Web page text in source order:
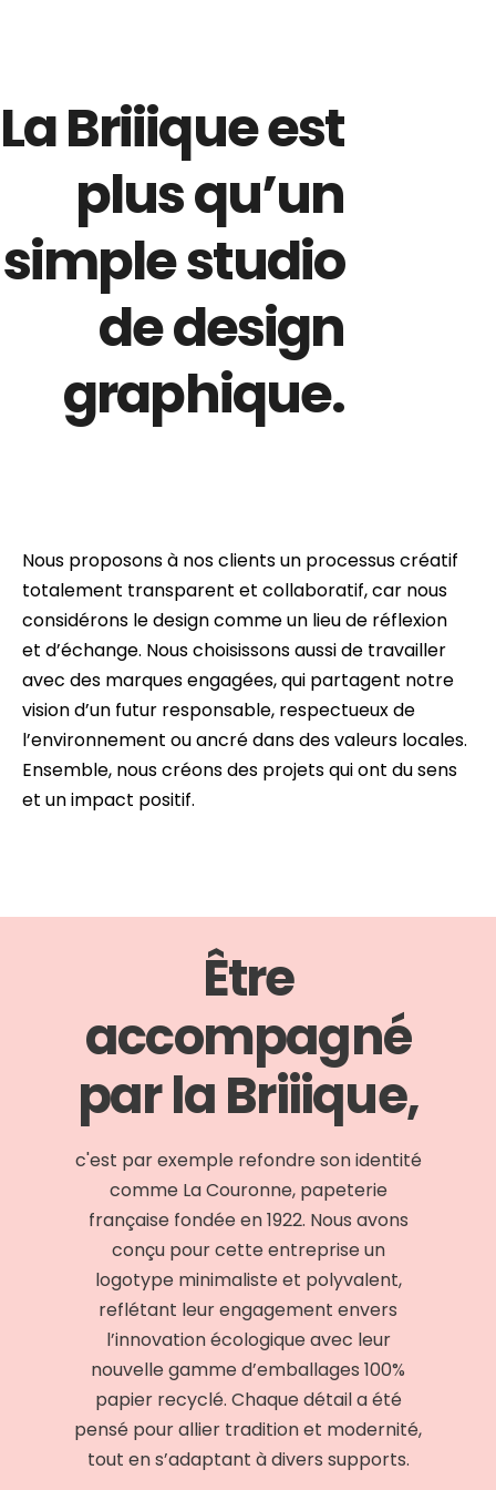
La Briiique est
plus qu’un
simple studio
de design
graphique.
Nous proposons à nos clients un processus créatif
totalement transparent et collaboratif, car nous
considérons le design comme un lieu de réflexion
et d’échange. Nous choisissons aussi de travailler
avec des marques engagées, qui partagent notre
vision d’un futur responsable, respectueux de
l’environnement ou ancré dans des valeurs locales.
Ensemble, nous créons des projets qui ont du sens
et un impact positif.
Être
accompagné
par la Briiique,
c'est par exemple refondre son identité
comme La Couronne, papeterie
française fondée en 1922. Nous avons
conçu pour cette entreprise un
logotype minimaliste et polyvalent,
reflétant leur engagement envers
l’innovation écologique avec leur
nouvelle gamme d’emballages 100%
papier recyclé. Chaque détail a été
pensé pour allier tradition et modernité,
tout en s’adaptant à divers supports.